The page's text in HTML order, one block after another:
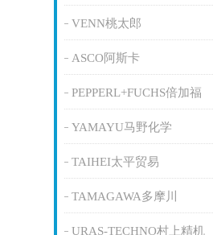
VENN桃太郎
ASCO阿斯卡
PEPPERL+FUCHS倍加福
YAMAYU马野化学
TAIHEI太平贸易
TAMAGAWA多摩川
URAS-TECHNO村上精机